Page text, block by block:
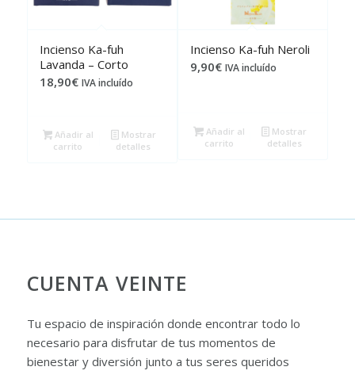
Incienso Ka-fuh
Lavanda – Corto
18,90€ IVA incluído
Añadir al
carrito
Mostrar
detalles
Incienso Ka-fuh Neroli
9,90€ IVA incluído
Añadir al
carrito
Mostrar
detalles
CUENTA VEINTE
Tu espacio de inspiración donde encontrar todo lo
necesario para disfrutar de tus momentos de
bienestar y diversión junto a tus seres queridos